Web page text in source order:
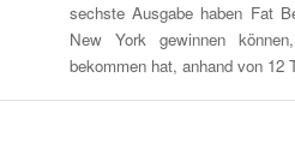
sechste Ausgabe haben Fat
New York gewinnen
bekommen hat, anhand von